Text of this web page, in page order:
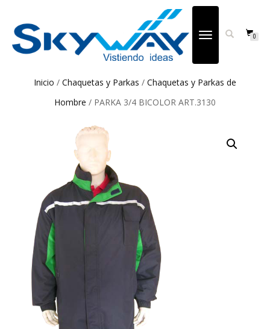
CAMBIAR
0
Inicio / Chaquetas y Parkas / Chaquetas y Parkas de
Hombre / PARKA 3/4 BICOLOR ART.3130